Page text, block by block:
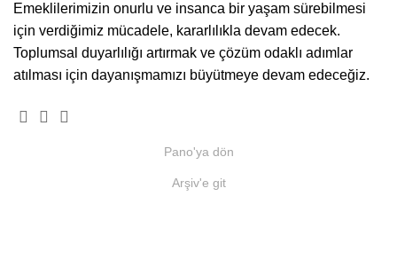
Emeklilerimizin onurlu ve insanca bir yaşam sürebilmesi
için verdiğimiz mücadele, kararlılıkla devam edecek.
Toplumsal duyarlılığı artırmak ve çözüm odaklı adımlar
atılması için dayanışmamızı büyütmeye devam edeceğiz.
Pano'ya dön
Arşiv'e git